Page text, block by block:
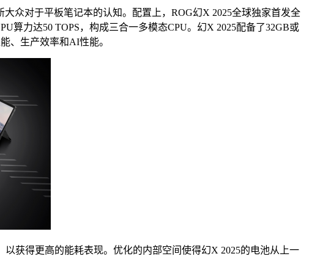
众对于平板笔记本的认知。配置上，ROG幻X 2025全球独家首发全
算力达50 TOPS，构成三合一多模态CPU。幻X 2025配备了32GB或
、生产效率和AI性能。
获得更高的能耗表现。优化的内部空间使得幻X 2025的电池从上一